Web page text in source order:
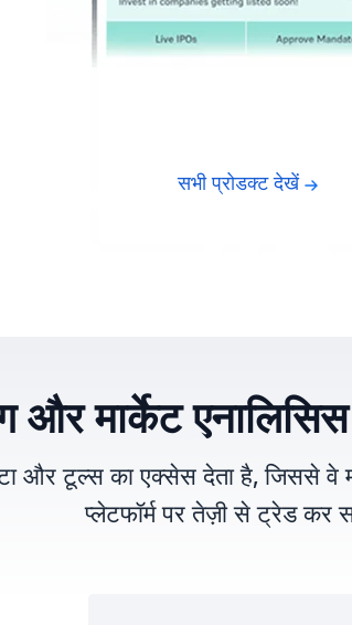
सभी प्रोडक्ट देखें
और मार्केट
और टूल्स का एक्सेस देता है, जिससे
प्लेटफॉर्म पर तेज़ी से ट्रेड कर